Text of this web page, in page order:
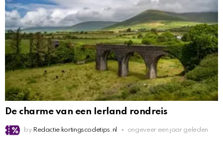
De charme van een Ierland rondreis
by Redactie kortingscodetips.nl ongeveer een jaar geleden